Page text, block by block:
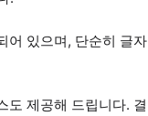
어 있으며, 단순히 글자
도 제공해 드립니다. 결